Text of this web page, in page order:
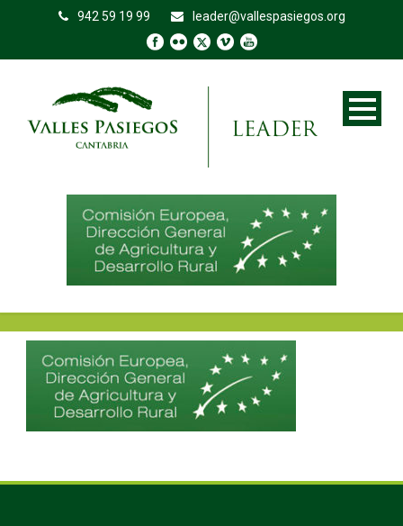
942 59 19 99 leader@vallespasiegos.org